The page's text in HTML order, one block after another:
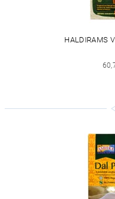
HALDIRAMS